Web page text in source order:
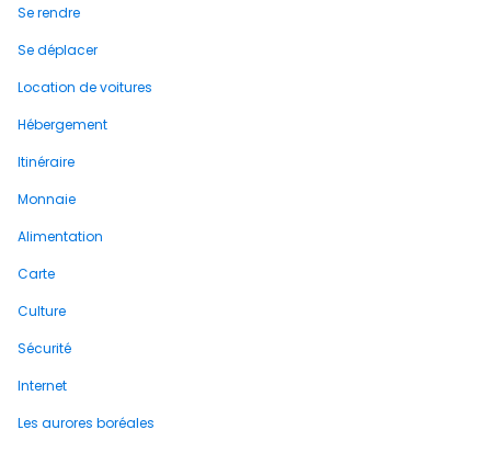
Se rendre
Se déplacer
Location de voitures
Hébergement
Itinéraire
Monnaie
Alimentation
Carte
Culture
Sécurité
Internet
Les aurores boréales